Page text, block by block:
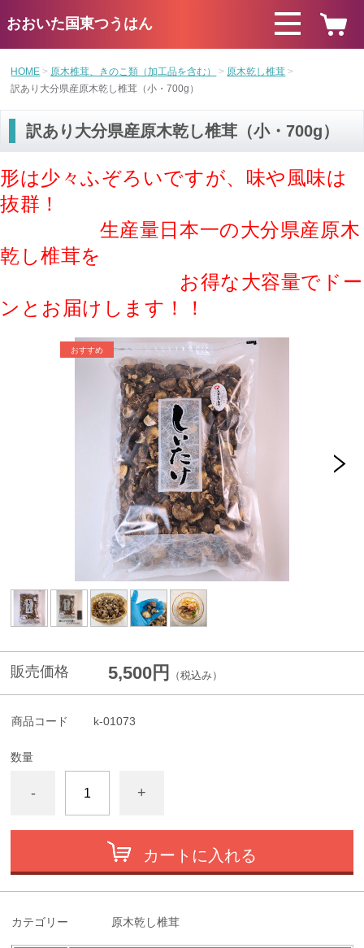
おおいた国東つうはん
HOME 原木椎茸、きのこ類（加工品を含む）
原木乾し椎茸
訳あり大分県産原木乾し椎茸（小・700g）
訳あり大分県産原木乾し椎茸（小・700g）
形は少々ふぞろいですが、味や風味は
抜群！
生産量日本一の大分県産原木
乾し椎茸を
お得な大容量でドー
ンとお届けします！！
販売価格 5,500円 （税込み）
商品コード k-01073
数量
- +
カートに入れる
カテゴリー 原木乾し椎茸